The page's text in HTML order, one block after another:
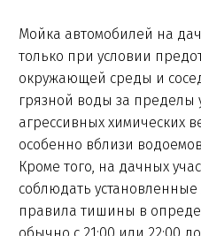
Мойка автомобилей на
только при условии
окружающей среды и
грязной воды за пределы
агрессивных химических
особенно вблизи
Кроме того, на дачных
соблюдать
правила тишины в